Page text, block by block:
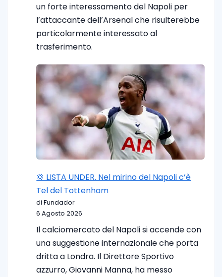
un forte interessamento del Napoli per
l’attaccante dell’Arsenal che risulterebbe
particolarmente interessato al
trasferimento.
💢 LISTA UNDER. Nel mirino del Napoli c’è
Tel del Tottenham
di Fundador
6 Agosto 2026
Il calciomercato del Napoli si accende con
una suggestione internazionale che porta
dritta a Londra. Il Direttore Sportivo
azzurro, Giovanni Manna, ha messo